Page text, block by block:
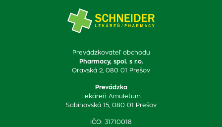
Prevádzkovateľ obchodu
Pharmacy, spol. s r.o.
Oravská 2, 080 01 Prešov
Prevádzka
Lekáreň Amuletum
Sabinovská 15, 080 01 Prešov
IČO: 31710018